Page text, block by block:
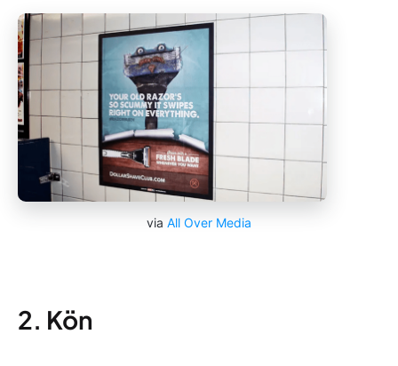
via All Over Media
2. Kön